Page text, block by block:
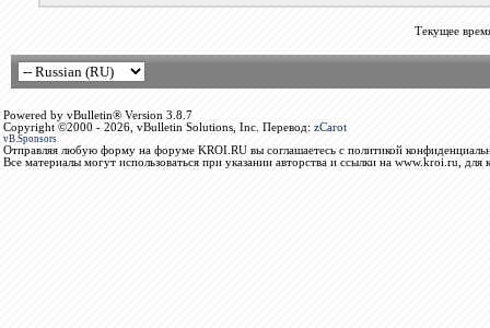
Текущее
Powered by vBulletin® Version 3.8.7
Copyright ©2000 - 2026, vBulletin Solutions, Inc. Перевод: zCarot
vB.Sponsors
Отправляя любую форму на форуме KROI.RU вы соглашаетесь с политикой
Все материалы могут использоваться при указании авторства и ссылки на www.kroi.ru, для